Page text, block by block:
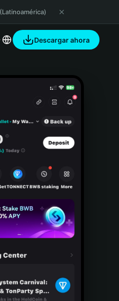
Descargar ahora